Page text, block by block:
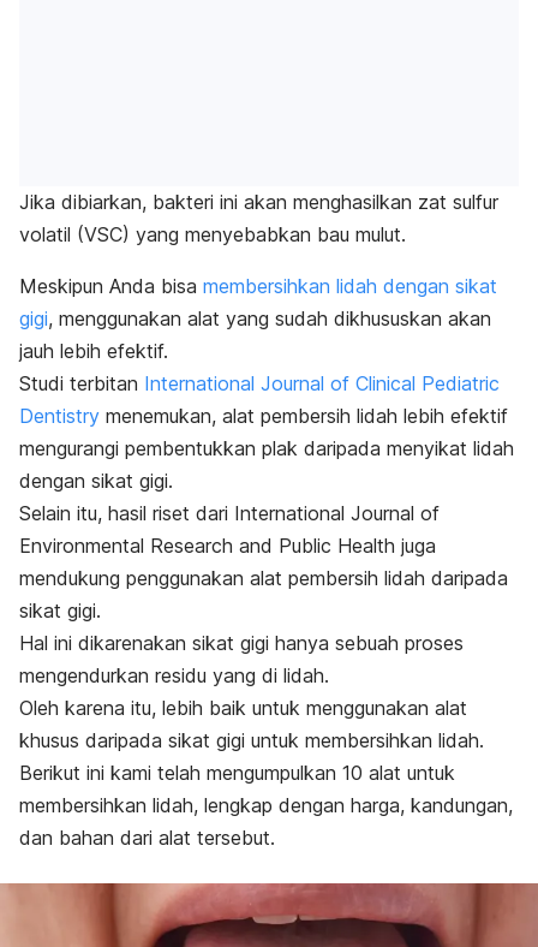
Jika dibiarkan, bakteri ini akan menghasilkan zat sulfur
volatil (VSC) yang menyebabkan bau mulut.
Meskipun Anda bisa membersihkan lidah dengan sikat
gigi, menggunakan alat yang sudah dikhususkan akan
jauh lebih efektif.
Studi terbitan International Journal of Clinical Pediatric
Dentistry menemukan, alat pembersih lidah lebih efektif
mengurangi pembentukkan plak daripada menyikat lidah
dengan sikat gigi.
Selain itu, hasil riset dari International Journal of
Environmental Research and Public Health juga
mendukung penggunakan alat pembersih lidah daripada
sikat gigi.
Hal ini dikarenakan sikat gigi hanya sebuah proses
mengendurkan residu yang di lidah.
Oleh karena itu, lebih baik untuk menggunakan alat
khusus daripada sikat gigi untuk membersihkan lidah.
Berikut ini kami telah mengumpulkan 10 alat untuk
membersihkan lidah, lengkap dengan harga, kandungan,
dan bahan dari alat tersebut.